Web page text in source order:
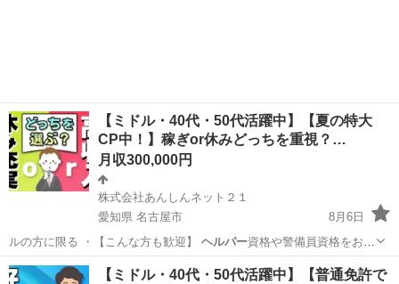
【ミドル・40代・50代活躍中】【夏の特大
CP中！】稼ぎor休みどっちを重視？…
月収300,000円
株式会社あんしんネット２１
愛知県 名古屋市
8月6日
ルの方に限る ・【こんな方も歓迎】 ヘルパー資格や警備員資格をお持
ちの方【仕事内…
愛知 名古屋市 工場 未経験
【ミドル・40代・50代活躍中】【普通免許で